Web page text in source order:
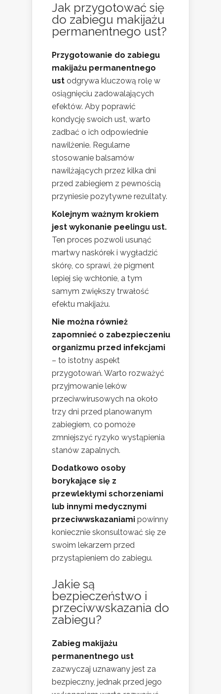
Jak przygotować się
do zabiegu makijażu
permanentnego ust?
Przygotowanie do zabiegu
makijażu permanentnego
ust odgrywa kluczową rolę w
osiągnięciu zadowalających
efektów. Aby poprawić
kondycję swoich ust, warto
zadbać o ich odpowiednie
nawilżenie. Regularne
stosowanie balsamów
nawilżających przez kilka dni
przed zabiegiem z pewnością
przyniesie pozytywne rezultaty.
Kolejnym ważnym krokiem
jest wykonanie peelingu ust.
Ten proces pozwoli usunąć
martwy naskórek i wygładzić
skórę, co sprawi, że pigment
lepiej się wchłonie, a tym
samym zwiększy trwałość
efektu makijażu.
Nie można również
zapomnieć o zabezpieczeniu
organizmu przed infekcjami
– to istotny aspekt
przygotowań. Warto rozważyć
przyjmowanie leków
przeciwwirusowych na około
trzy dni przed planowanym
zabiegiem, co pomoże
zmniejszyć ryzyko wystąpienia
stanów zapalnych.
Dodatkowo osoby
borykające się z
przewlekłymi schorzeniami
lub innymi medycznymi
przeciwwskazaniami powinny
koniecznie skonsultować się ze
swoim lekarzem przed
przystąpieniem do zabiegu.
Jakie są
bezpieczeństwo i
przeciwwskazania do
zabiegu?
Zabieg makijażu
permanentnego ust
zazwyczaj uznawany jest za
bezpieczny, jednak przed jego